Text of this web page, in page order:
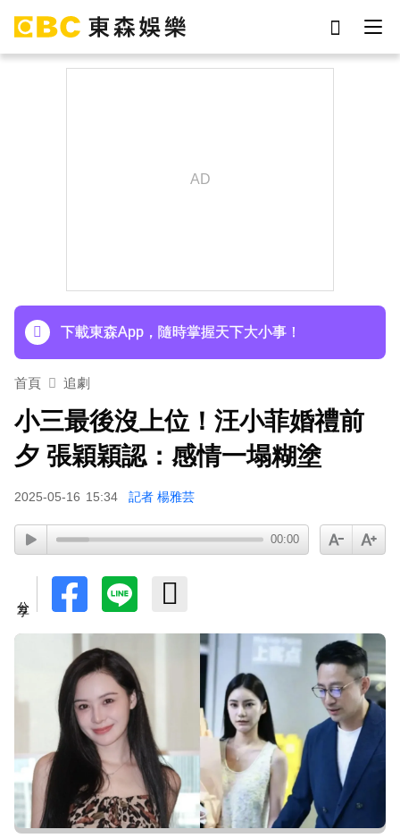
下載東森App，隨時掌握天下大小事！
首頁 追劇
小三最後沒上位！汪小菲婚禮前
夕 張穎穎認：感情一塌糊塗
2025-05-16 15:34 記者 楊雅芸
00:00